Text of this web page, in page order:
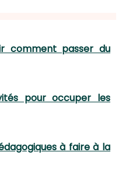
comment passer du
pour occuper les
à faire à la